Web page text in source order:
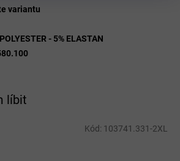
líbit
Kód: 103741.331-2XL
variantu
- 5% ELASTAN